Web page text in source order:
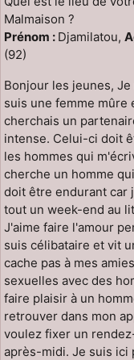
Malmaison ?
Prénom : Djamilatou,
(92)
Bonjour les jeunes,
suis une femme mûre
cherchais un
intense. Celui-ci doit
les hommes qui
cherche un homme
doit être endurant car
tout un week-end au
J'aime faire l'amour
suis célibataire et vit
cache pas à mes
sexuelles avec des
faire plaisir à un
retrouver dans mon
voulez fixer un
après-midi. Je suis ici